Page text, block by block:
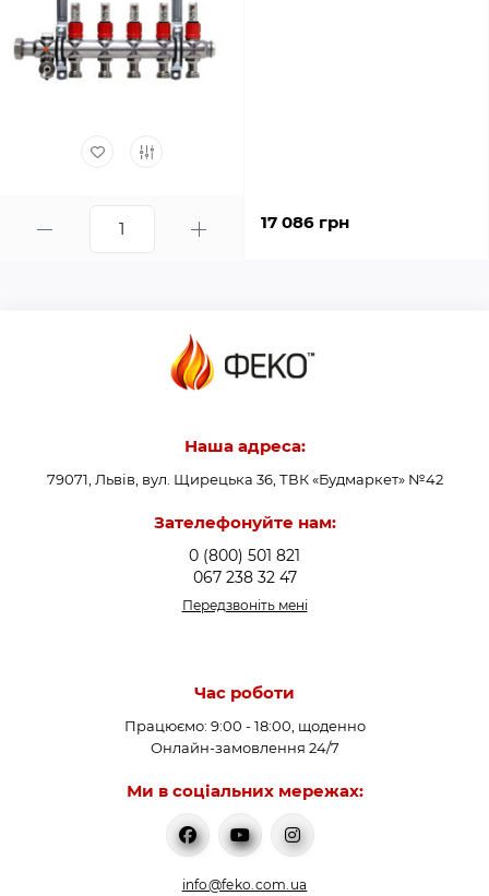
17 086 грн
Наша адреса:
79071, Львів, вул. Щирецька 36, ТВК «Будмаркет» №42
Зателефонуйте нам:
0 (800) 501 821
067 238 32 47
Передзвоніть мені
Час роботи
Працюємо: 9:00 - 18:00, щоденно
Онлайн-замовлення 24/7
Ми в соціальних мережах:
info@feko.com.ua